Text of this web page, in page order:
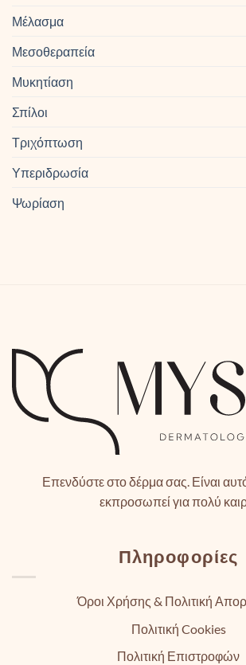
Μέλασμα
Μεσοθεραπεία
Μυκητίαση
Σπίλοι
Τριχόπτωση
Υπεριδρωσία
Ψωρίαση
Επενδύστε στο δέρμα σας. Είναι
εκπροσωπεί για πολύ
Πληροφορίες
Όροι Χρήσης & Πολιτική
Πολιτική Cookies
Πολιτική Επιστροφών